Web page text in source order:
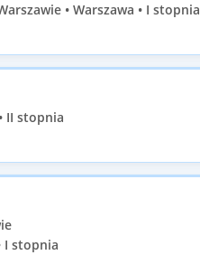
• Warszawa • I stopnia
II stopnia
I stopnia